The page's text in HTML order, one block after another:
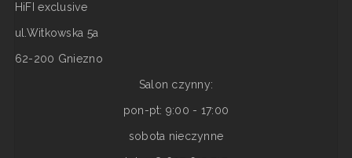
HiFI exclusive
ul.Witkowska 5a
62-200 Gniezno
Salon czynny:
pon-pt: 9:00 - 17:00
sobota nieczynne